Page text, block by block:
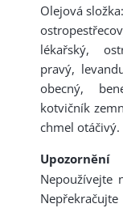
Olejová
lékařský,
pravý,
obecný,
kotvičník
chmel otáčivý.
Upozornění
Nepoužívejte